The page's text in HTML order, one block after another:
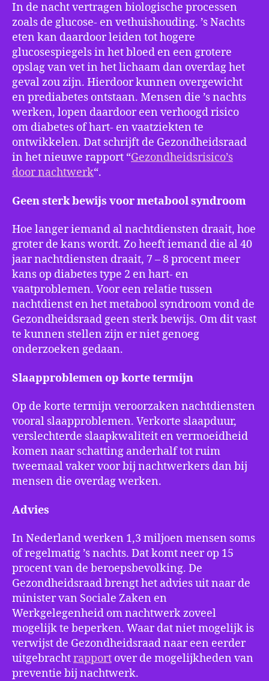
In de nacht vertragen biologische processen
zoals de glucose- en vethuishouding. ’s Nachts
eten kan daardoor leiden tot hogere
glucosespiegels in het bloed en een grotere
opslag van vet in het lichaam dan overdag het
geval zou zijn. Hierdoor kunnen overgewicht
en prediabetes ontstaan. Mensen die ’s nachts
werken, lopen daardoor een verhoogd risico
om diabetes of hart- en vaatziekten te
ontwikkelen. Dat schrijft de Gezondheidsraad
in het nieuwe rapport “Gezondheidsrisico’s
door nachtwerk“.
Geen sterk bewijs voor metabool syndroom
Hoe langer iemand al nachtdiensten draait, hoe
groter de kans wordt. Zo heeft iemand die al 40
jaar nachtdiensten draait, 7 – 8 procent meer
kans op diabetes type 2 en hart- en
vaatproblemen. Voor een relatie tussen
nachtdienst en het metabool syndroom vond de
Gezondheidsraad geen sterk bewijs. Om dit vast
te kunnen stellen zijn er niet genoeg
onderzoeken gedaan.
Slaapproblemen op korte termijn
Op de korte termijn veroorzaken nachtdiensten
vooral slaapproblemen. Verkorte slaapduur,
verslechterde slaapkwaliteit en vermoeidheid
komen naar schatting anderhalf tot ruim
tweemaal vaker voor bij nachtwerkers dan bij
mensen die overdag werken.
Advies
In Nederland werken 1,3 miljoen mensen soms
of regelmatig ’s nachts. Dat komt neer op 15
procent van de beroepsbevolking. De
Gezondheidsraad brengt het advies uit naar de
minister van Sociale Zaken en
Werkgelegenheid om nachtwerk zoveel
mogelijk te beperken. Waar dat niet mogelijk is
verwijst de Gezondheidsraad naar een eerder
uitgebrachtrapport over de mogelijkheden van
preventie bij nachtwerk.